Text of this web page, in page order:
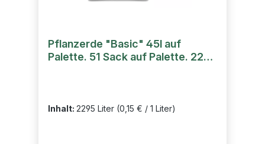
Pflanzerde "Basic" 45l auf
Palette. 51 Sack auf Palette. 2295
Inhalt: 2295 Liter (0,15 € / 1 Liter)